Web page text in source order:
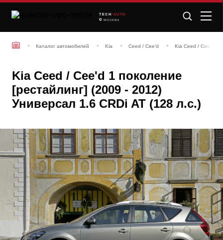
TECH /AUTO
МОСКВА
Каталог автомобилей Kia Ceed / Cee'd Kia Ceed / Cee'd 1
Kia Ceed / Cee'd 1 поколение
[рестайлинг] (2009 - 2012)
Универсал 1.6 CRDi AT (128 л.с.)